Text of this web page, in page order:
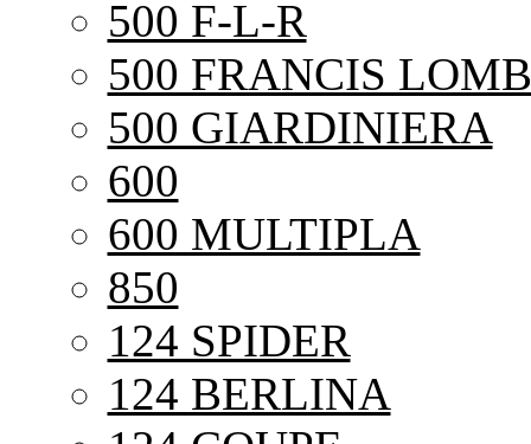
500 F-L-R
500 FRANCIS
500 GIARDINIERA
600
600 MULTIPLA
850
124 SPIDER
124 BERLINA